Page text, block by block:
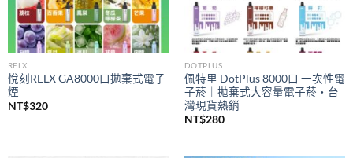
RELX
悅刻RELX GA8000口拋棄式電子
煙
NT$320
DOTPLUS
佩特里 DotPlus 8000口 一次性電
子菸｜拋棄式大容量電子菸・台
灣現貨熱銷
NT$280